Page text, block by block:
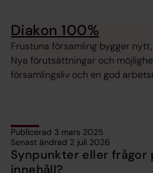
Diakon 100%
Frustuna församling bygger nytt,
Nya förutsättningar och
församlingsliv och en god
Publicerad 3 mars 2025
Senast ändrad 2 juli 2026
Synpunkter eller frågor
innehåll?